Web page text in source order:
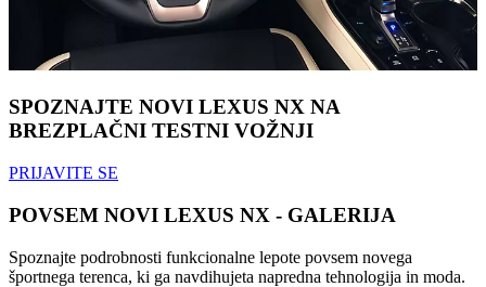
SPOZNAJTE NOVI LEXUS NX NA
BREZPLAČNI TESTNI VOŽNJI
PRIJAVITE SE
POVSEM NOVI LEXUS NX - GALERIJA
Spoznajte podrobnosti funkcionalne lepote povsem novega
športnega terenca, ki ga navdihujeta napredna tehnologija in moda.